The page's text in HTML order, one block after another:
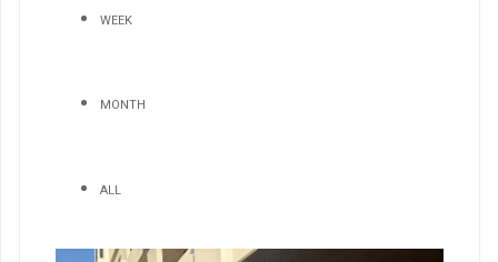
WEEK
MONTH
ALL